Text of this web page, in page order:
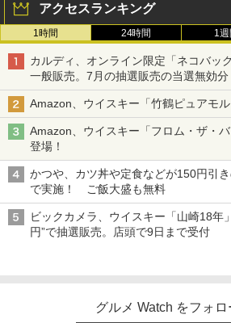
アクセスランキング
1時間 24時間 1週
カルディ、オンライン限定「ネコバッ
一般販売。7月の抽選販売の当選無効分
Amazon、ウイスキー「竹鶴ピュアモ
Amazon、ウイスキー「フロム・ザ・
登場！
かつや、カツ丼や定食などが150円引
で実施！ ご飯大盛も無料
ビックカメラ、ウイスキー「山崎18年
円”で抽選販売。店頭で9日まで受付
グルメ Watch をフォロ